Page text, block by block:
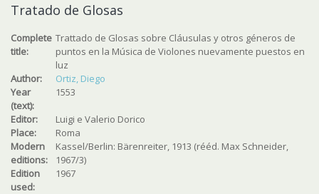
Tratado de Glosas
Complete
title:
Trattado de Glosas sobre Cláusulas y otros géneros de
puntos en la Música de Violones nuevamente puestos en
luz
Author:
Ortiz, Diego
Year
(text):
1553
Editor:
Luigi e Valerio Dorico
Place:
Roma
Modern
editions:
Kassel/Berlin: Bärenreiter, 1913 (rééd. Max Schneider,
1967/3)
Edition
used:
1967